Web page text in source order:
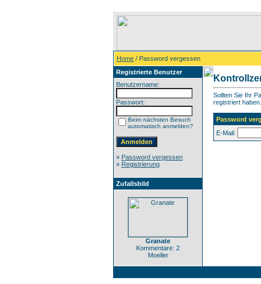
Home / Password vergessen
Registrierte Benutzer
Benutzername:
Passwort:
Beim nächsten Besuch
automatisch anmelden?
» Password vergessen
» Registrierung
Zufallsbild
Granate
Kommentare: 2
Moeller
Sollten Sie Ihr
registriert haben.
Password
E-Mail: